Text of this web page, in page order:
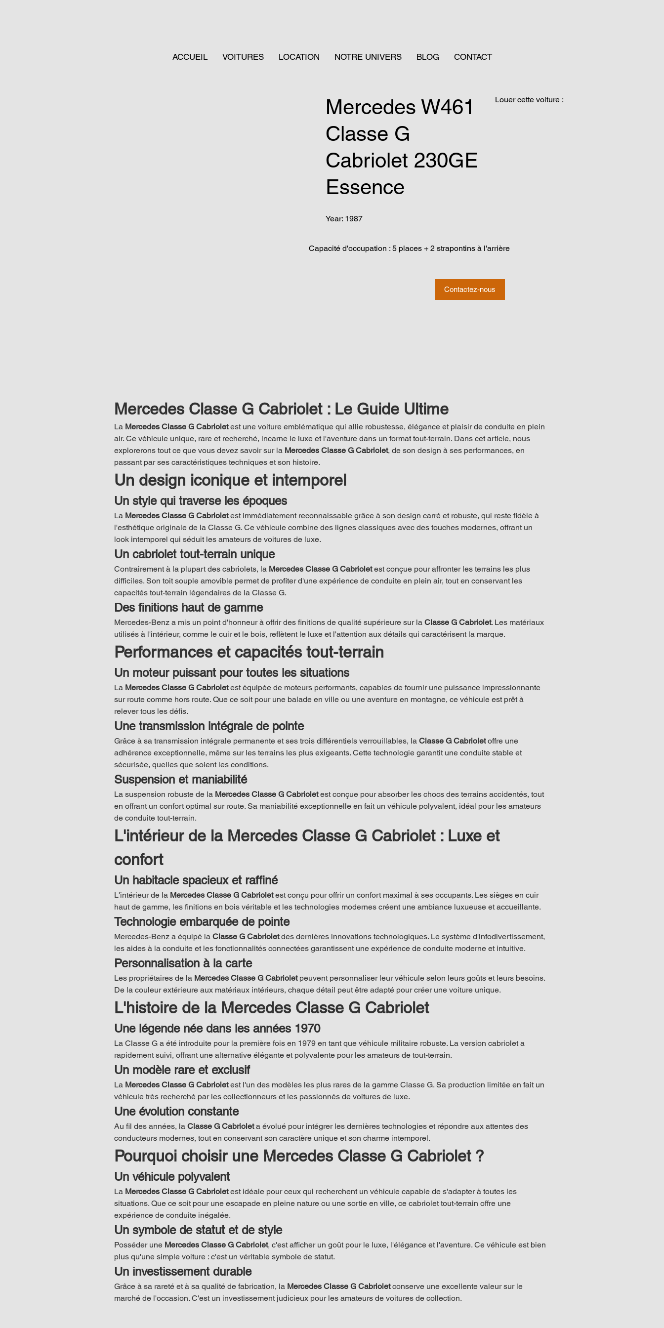
ACCUEIL VOITURES LOCATION NOTRE UNIVERS BLOG CONTACT
Mercedes Classe G Cabriolet : Le Guide Ultime
La Mercedes Classe G Cabriolet est une voiture emblématique qui allie robustesse, élégance et plaisir de conduite en plein
air. Ce véhicule unique, rare et recherché, incarne le luxe et l'aventure dans un format tout-terrain. Dans cet article, nous
explorerons tout ce que vous devez savoir sur la Mercedes Classe G Cabriolet, de son design à ses performances, en
passant par ses caractéristiques techniques et son histoire.
Un design iconique et intemporel
Un style qui traverse les époques
La Mercedes Classe G Cabriolet est immédiatement reconnaissable grâce à son design carré et robuste, qui reste fidèle à
l'esthétique originale de la Classe G. Ce véhicule combine des lignes classiques avec des touches modernes, offrant un
look intemporel qui séduit les amateurs de voitures de luxe.
Un cabriolet tout-terrain unique
Contrairement à la plupart des cabriolets, la Mercedes Classe G Cabriolet est conçue pour affronter les terrains les plus
difficiles. Son toit souple amovible permet de profiter d'une expérience de conduite en plein air, tout en conservant les
capacités tout-terrain légendaires de la Classe G.
Des finitions haut de gamme
Mercedes-Benz a mis un point d'honneur à offrir des finitions de qualité supérieure sur la Classe G Cabriolet. Les matériaux
utilisés à l'intérieur, comme le cuir et le bois, reflètent le luxe et l'attention aux détails qui caractérisent la marque.
Performances et capacités tout-terrain
Un moteur puissant pour toutes les situations
La Mercedes Classe G Cabriolet est équipée de moteurs performants, capables de fournir une puissance impressionnante
sur route comme hors route. Que ce soit pour une balade en ville ou une aventure en montagne, ce véhicule est prêt à
relever tous les défis.
Une transmission intégrale de pointe
Grâce à sa transmission intégrale permanente et ses trois différentiels verrouillables, la Classe G Cabriolet offre une
adhérence exceptionnelle, même sur les terrains les plus exigeants. Cette technologie garantit une conduite stable et
sécurisée, quelles que soient les conditions.
Suspension et maniabilité
La suspension robuste de la Mercedes Classe G Cabriolet est conçue pour absorber les chocs des terrains accidentés, tout
en offrant un confort optimal sur route. Sa maniabilité exceptionnelle en fait un véhicule polyvalent, idéal pour les amateurs
de conduite tout-terrain.
L'intérieur de la Mercedes Classe G Cabriolet : Luxe et
confort
Un habitacle spacieux et raffiné
L'intérieur de la Mercedes Classe G Cabriolet est conçu pour offrir un confort maximal à ses occupants. Les sièges en cuir
haut de gamme, les finitions en bois véritable et les technologies modernes créent une ambiance luxueuse et accueillante.
Technologie embarquée de pointe
Mercedes-Benz a équipé la Classe G Cabriolet des dernières innovations technologiques. Le système d'infodivertissement,
les aides à la conduite et les fonctionnalités connectées garantissent une expérience de conduite moderne et intuitive.
Personnalisation à la carte
Les propriétaires de la Mercedes Classe G Cabriolet peuvent personnaliser leur véhicule selon leurs goûts et leurs besoins.
De la couleur extérieure aux matériaux intérieurs, chaque détail peut être adapté pour créer une voiture unique.
L'histoire de la Mercedes Classe G Cabriolet
Une légende née dans les années 1970
La Classe G a été introduite pour la première fois en 1979 en tant que véhicule militaire robuste. La version cabriolet a
rapidement suivi, offrant une alternative élégante et polyvalente pour les amateurs de tout-terrain.
Un modèle rare et exclusif
La Mercedes Classe G Cabriolet est l'un des modèles les plus rares de la gamme Classe G. Sa production limitée en fait un
véhicule très recherché par les collectionneurs et les passionnés de voitures de luxe.
Une évolution constante
Au fil des années, la Classe G Cabriolet a évolué pour intégrer les dernières technologies et répondre aux attentes des
conducteurs modernes, tout en conservant son caractère unique et son charme intemporel.
Pourquoi choisir une Mercedes Classe G Cabriolet ?
Un véhicule polyvalent
La Mercedes Classe G Cabriolet est idéale pour ceux qui recherchent un véhicule capable de s'adapter à toutes les
situations. Que ce soit pour une escapade en pleine nature ou une sortie en ville, ce cabriolet tout-terrain offre une
expérience de conduite inégalée.
Un symbole de statut et de style
Posséder une Mercedes Classe G Cabriolet, c'est afficher un goût pour le luxe, l'élégance et l'aventure. Ce véhicule est bien
plus qu'une simple voiture : c'est un véritable symbole de statut.
Un investissement durable
Grâce à sa rareté et à sa qualité de fabrication, la Mercedes Classe G Cabriolet conserve une excellente valeur sur le
marché de l'occasion. C'est un investissement judicieux pour les amateurs de voitures de collection.
Capacité d'occupation : 5 places + 2 strapontins à l'arrière
Contactez-nous
Mercedes W461
Classe G
Cabriolet 230GE
Essence
Year: 1987
Louer cette voiture :